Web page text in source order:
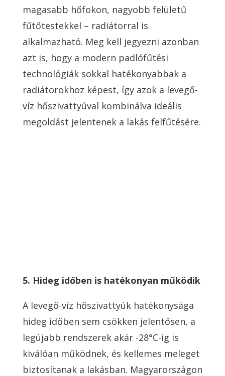
magasabb hőfokon, nagyobb felületű
fűtőtestekkel – radiátorral is
alkalmazható. Meg kell jegyezni azonban
azt is, hogy a modern padlófűtési
technológiák sokkal hatékonyabbak a
radiátorokhoz képest, így azok a levegő-
víz hőszivattyúval kombinálva ideális
megoldást jelentenek a lakás felfűtésére.
5. Hideg időben is hatékonyan működik
A levegő-víz hőszivattyúk hatékonysága
hideg időben sem csökken jelentősen, a
legújabb rendszerek akár -28°C-ig is
kiválóan működnek, és kellemes meleget
biztosítanak a lakásban. Magyarországon